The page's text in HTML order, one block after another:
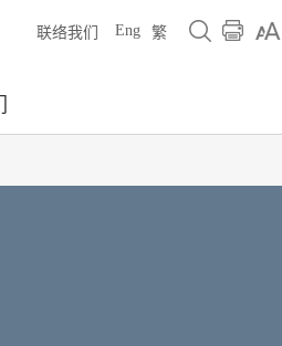
联络我们 Eng 繁